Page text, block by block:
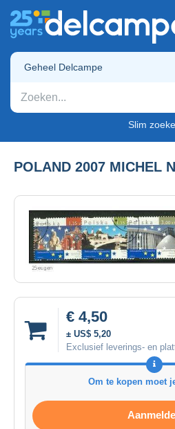
Geheel Delcampe
Slim
POLAND 2007 MICHEL
€ 4,50
± US$ 5,20
Exclusief leverings- en
Om te kopen moet